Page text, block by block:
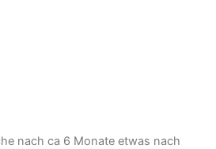
nach ca 6 Monate etwas nach